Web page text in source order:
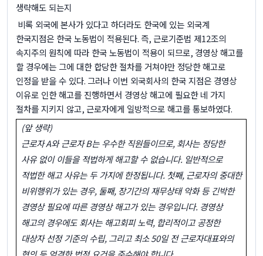
생략해도 되는지
비록 외국에 본사가 있다고 하더라도 한국에 있는 외국계
한국지점은 한국 노동법이 적용된다. 즉, 근로기준법 제12조의
속지주의 원칙에 따라 한국 노동법이 적용이 되므로, 경영상 해고를
할 경우에는 그에 대한 합당한 절차를 거쳐야만 정당한 해고로
인정을 받을 수 있다. 그러나 이번 외국회사의 한국 지점은 경영상
이유로 인한 해고를 진행하면서 경영상 해고에 필요한 네 가지
절차를 지키지 않고, 근로자에게 일방적으로 해고를 통보하였다.
(앞 생략)
근로자A와 근로자B는 우수한 직원들이므로,회사는 정당한
사유 없이 이들을 적법하게 해고할 수 없습니다. 일반적으로
적법한 해고 사유는 두 가지에 한정됩니다. 첫째, 근로자의 중대한
비위행위가 있는 경우, 둘째, 장기간의 재무상태 악화 등 긴박한
경영상 필요에 따른 경영상 해고가 있는 경우입니다. 경영상
해고의 경우에도 회사는 해고회피 노력, 합리적이고 공정한
대상자 선정 기준의 수립,그리고 최소50일 전 근로자대표와의